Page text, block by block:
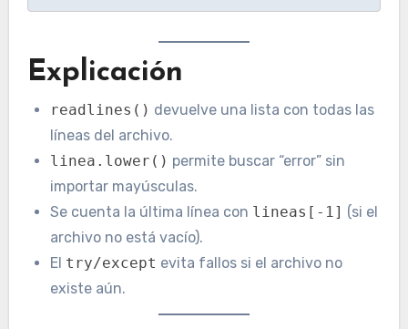
Explicación
readlines() devuelve una lista con todas las
líneas del archivo.
linea.lower() permite buscar “error” sin
importar mayúsculas.
Se cuenta la última línea con lineas[-1] (si el
archivo no está vacío).
El try/except evita fallos si el archivo no
existe aún.